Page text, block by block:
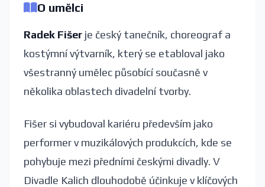
O umělci
Radek Fišer je český tanečník, choreograf a
kostýmní výtvarník, který se etabloval jako
všestranný umělec působící současně v
několika oblastech divadelní tvorby.
Fišer si vybudoval kariéru především jako
performer v muzikálových produkcích, kde se
pohybuje mezi předními českými divadly. V
Divadle Kalich dlouhodobě účinkuje v klíčových